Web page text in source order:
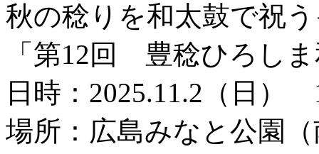
秋の稔りを和太鼓で祝
「第12回 豊稔ひろし
日時：2025.11.2（日）
場所：広島みなと公園